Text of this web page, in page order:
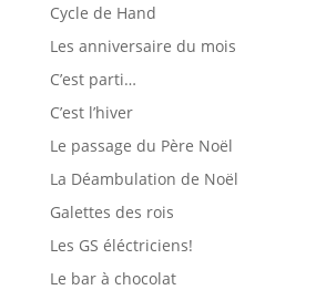
Cycle de Hand
Les anniversaire du mois
C’est parti…
C’est l’hiver
Le passage du Père Noël
La Déambulation de Noël
Galettes des rois
Les GS éléctriciens!
Le bar à chocolat